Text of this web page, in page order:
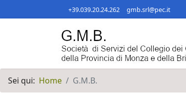
+39.039.20.24.262 gmb.srl@pec.it
Sei qui: Home G.M.B.